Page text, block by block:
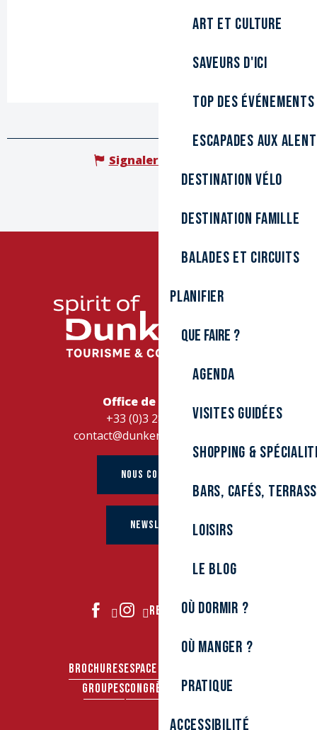
Art et culture
Saveurs d'ici
Top des événements
Escapades aux
Destination Vélo
Destination Famille
Balades et circuits
Planifier
Que faire ?
Agenda
Visites guidées
Shopping &
Bars, cafés,
Loisirs
Le Blog
Où dormir ?
Où manger ?
Pratique
Accessibilité
Signaler une erreur
Office de Tourisme
+33 (0)3 28 26 27 28
contact@dunkerque-tourisme.fr
NOUS CONTACTER
NEWSLETTER
REJOIGNEZ-NOUS
BROCHURESESPACE PRO
GROUPESCONGRÈS & SÉMINAIRES